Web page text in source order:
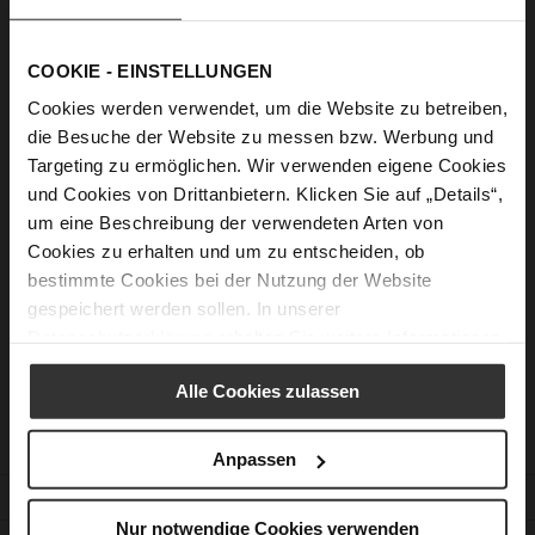
COOKIE - EINSTELLUNGEN
Cookies werden verwendet, um die Website zu betreiben,
die Besuche der Website zu messen bzw. Werbung und
Targeting zu ermöglichen. Wir verwenden eigene Cookies
und Cookies von Drittanbietern. Klicken Sie auf „Details“,
um eine Beschreibung der verwendeten Arten von
Cookies zu erhalten und um zu entscheiden, ob
bestimmte Cookies bei der Nutzung der Website
gespeichert werden sollen. In unserer
Alle Cookies zulassen
Anpassen
Nur notwendige Cookies verwenden
Show Password
Forgot Your Password?
New Customers
Creating an account has many benefits: check out faster, keep
more than one address, track orders and more.
CUSTOMER SERVICE